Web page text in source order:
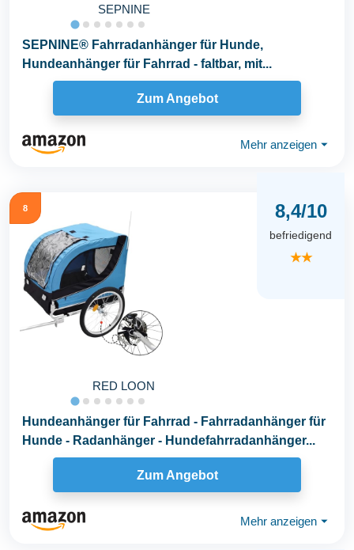
SEPNINE
SEPNINE® Fahrradanhänger für Hunde,
Hundeanhänger für Fahrrad - faltbar, mit...
Zum Angebot
Mehr anzeigen ⏷
8
RED LOON
8,4/10
befriedigend
★★
Hundeanhänger für Fahrrad - Fahrradanhänger für
Hunde - Radanhänger - Hundefahrradanhänger...
Zum Angebot
Mehr anzeigen ⏷